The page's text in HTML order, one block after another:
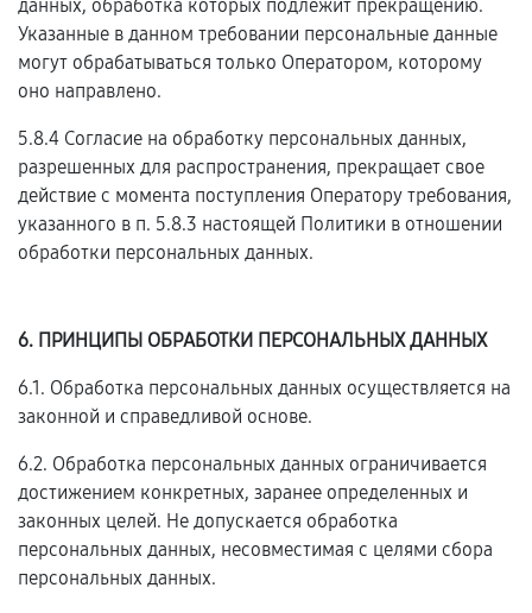
данных, обработка которых подлежит прекращению.
Указанные в данном требовании персональные данные
могут обрабатываться только Оператором, которому
оно направлено.
5.8.4 Согласие на обработку персональных данных,
разрешенных для распространения, прекращает свое
действие с момента поступления Оператору требования,
указанного в п. 5.8.3 настоящей Политики в отношении
обработки персональных данных.
6. ПРИНЦИПЫ ОБРАБОТКИ ПЕРСОНАЛЬНЫХ ДАННЫХ
6.1. Обработка персональных данных осуществляется на
законной и справедливой основе.
6.2. Обработка персональных данных ограничивается
достижением конкретных, заранее определенных и
законных целей. Не допускается обработка
персональных данных, несовместимая с целями сбора
персональных данных.